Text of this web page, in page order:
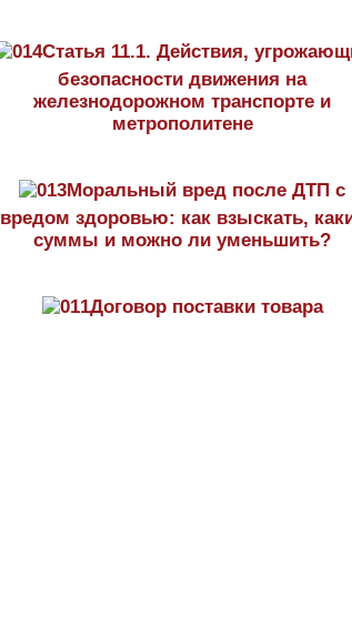
Статья 11.1. Действия,
безопасности движения на
железнодорожном транспорте и
метрополитене
Моральный вред после ДТП с
вредом здоровью: как взыскать,
суммы и можно ли уменьшить?
Договор поставки товара